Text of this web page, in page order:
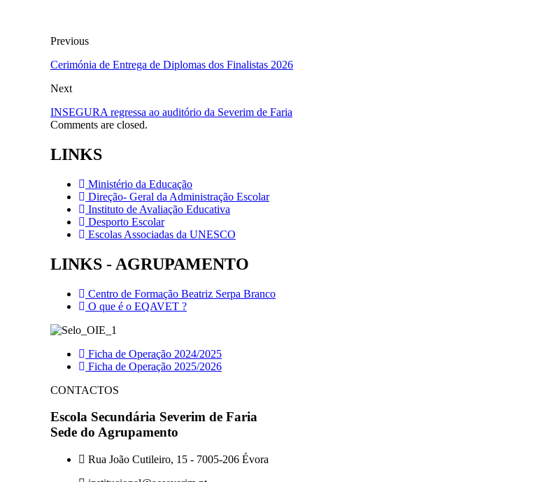
Previous
Cerimónia de Entrega de Diplomas dos Finalistas 2026
Next
INSEGURA regressa ao auditório da Severim de Faria
Comments are closed.
LINKS
Ministério da Educação
Direção- Geral da Administração Escolar
Instituto de Avaliação Educativa
Desporto Escolar
Escolas Associadas da UNESCO
LINKS - AGRUPAMENTO
Centro de Formação Beatriz Serpa Branco
O que é o EQAVET ?
Ficha de Operação 2024/2025
Ficha de Operação 2025/2026
CONTACTOS
Escola Secundária Severim de Faria
Sede do Agrupamento
Rua João Cutileiro, 15 - 7005-206 Évora